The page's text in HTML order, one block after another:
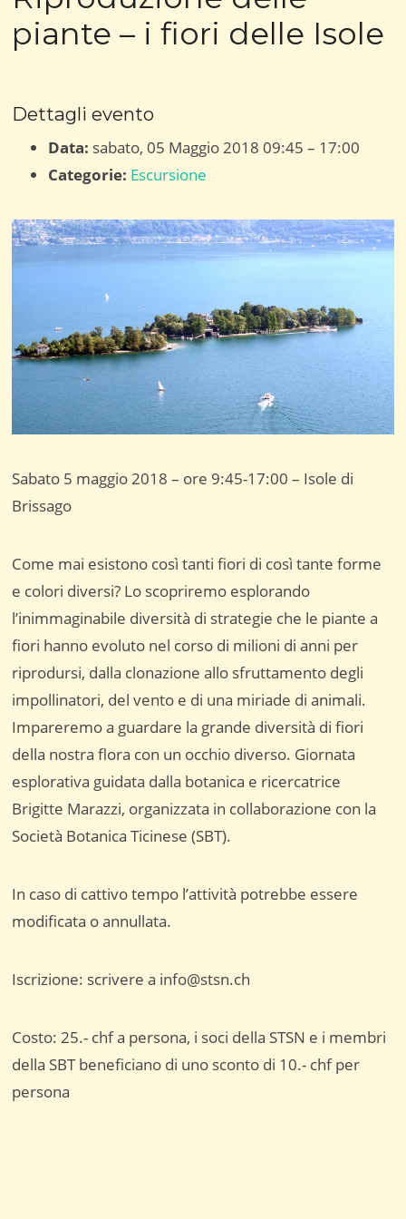
piante – i fiori delle Isole
Dettagli evento
Data: sabato, 05 Maggio 2018 09:45 – 17:00
Categorie: Escursione
Sabato 5 maggio 2018 – ore 9:45-17:00 – Isole di
Brissago
Come mai esistono così tanti fiori di così tante forme
e colori diversi? Lo scopriremo esplorando
l’inimmaginabile diversità di strategie che le piante a
fiori hanno evoluto nel corso di milioni di anni per
riprodursi, dalla clonazione allo sfruttamento degli
impollinatori, del vento e di una miriade di animali.
Impareremo a guardare la grande diversità di fiori
della nostra flora con un occhio diverso. Giornata
esplorativa guidata dalla botanica e ricercatrice
Brigitte Marazzi, organizzata in collaborazione con la
Società Botanica Ticinese (SBT).
In caso di cattivo tempo l’attività potrebbe essere
modificata o annullata.
Iscrizione: scrivere a info@stsn.ch
Costo: 25.- chf a persona, i soci della STSN e i membri
della SBT beneficiano di uno sconto di 10.- chf per
persona